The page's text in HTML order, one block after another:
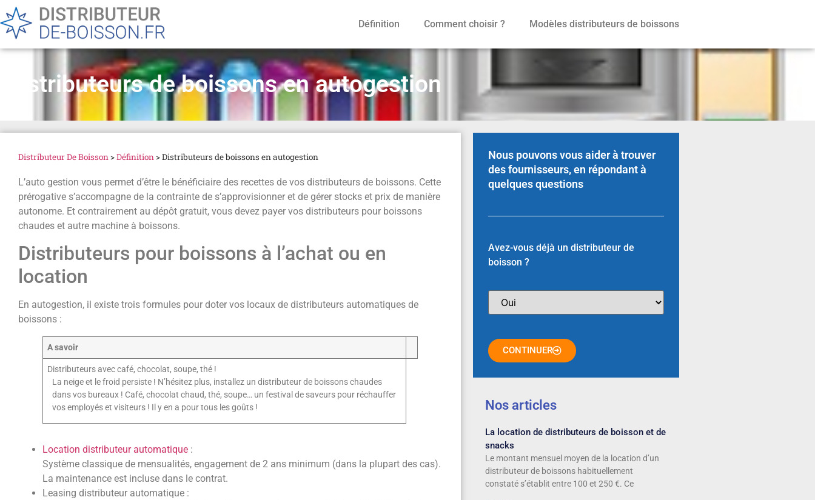
Définition Comment choisir ? Modèles distributeurs de boissons
Distributeurs de boissons en autogestion
Distributeur De Boisson>Définition>Distributeurs de boissons en autogestion
L’auto gestion vous permet d’être le bénéficiaire des recettes de vos distributeurs de boissons. Cette
prérogative s’accompagne de la contrainte de s’approvisionner et de gérer stocks et prix de manière
autonome. Et contrairement au dépôt gratuit, vous devez payer vos distributeurs pour boissons
chaudes et autre machine à boissons.
Distributeurs pour boissons à l’achat ou en
location
En autogestion, il existe trois formules pour doter vos locaux de distributeurs automatiques de
boissons :
A savoir
Distributeurs avec café, chocolat, soupe, thé !
La neige et le froid persiste ! N’hésitez plus, installez un distributeur de boissons chaudes
dans vos bureaux ! Café, chocolat chaud, thé, soupe… un festival de saveurs pour réchauffer
vos employés et visiteurs ! Il y en a pour tous les goûts !
Location distributeur automatique :
Système classique de mensualités, engagement de 2 ans minimum (dans la plupart des cas).
La maintenance est incluse dans le contrat.
Leasing distributeur automatique :
Nous pouvons vous aider à trouver
des fournisseurs, en répondant à
quelques questions
Avez-vous déjà un distributeur de
boisson ?
CONTINUER
Nos articles
La location de distributeurs de boisson et de
snacks
Le montant mensuel moyen de la location d’un
distributeur de boissons habituellement
constaté s’établit entre 100 et 250 €. Ce